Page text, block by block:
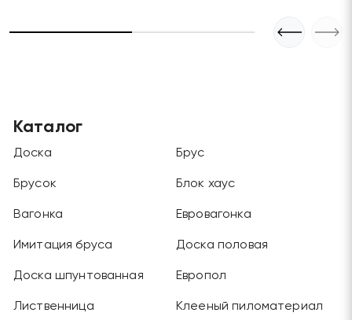
Каталог
Доска Брус
Брусок Блок хаус
Вагонка Евровагонка
Имитация бруса Доска половая
Доска шпунтованная Европол
Лиственница Клееный пиломатериал